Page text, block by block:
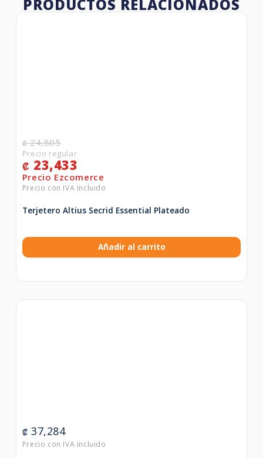
PRODUCTOS RELACIONADOS
₡24,805
₡ 23,433
Terjetero Altius Secrid Essential Plateado
Añadir al carrito
₡ 37,284